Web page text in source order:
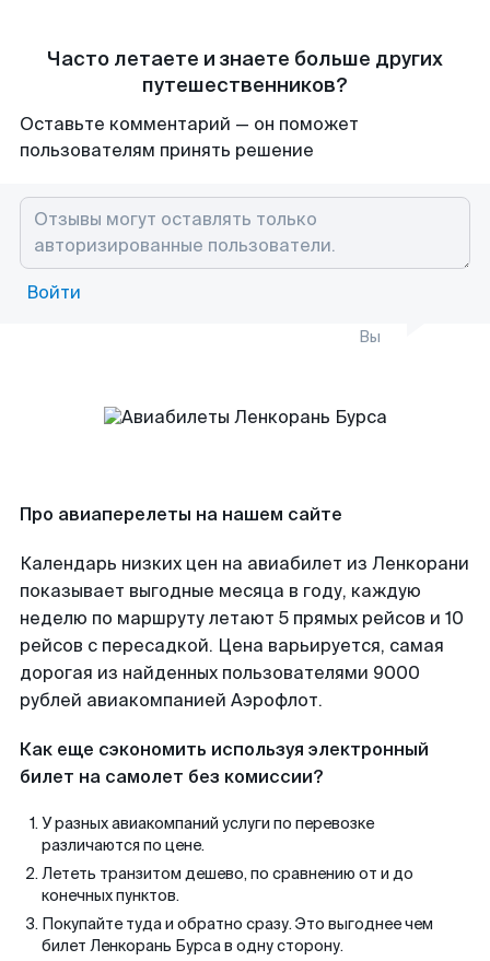
Часто летаете и знаете больше других
путешественников?
Оставьте комментарий — он поможет
пользователям принять решение
Войти
Вы
Про авиаперелеты на нашем сайте
Календарь низких цен на авиабилет из Ленкорани
показывает выгодные месяца в году, каждую
неделю по маршруту летают 5 прямых рейсов и 10
рейсов с пересадкой. Цена варьируется, самая
дорогая из найденных пользователями 9000
рублей авиакомпанией Аэрофлот.
Как еще сэкономить используя электронный
билет на самолет без комиссии?
У разных авиакомпаний услуги по перевозке
различаются по цене.
Лететь транзитом дешево, по сравнению от и до
конечных пунктов.
Покупайте туда и обратно сразу. Это выгоднее чем
билет Ленкорань Бурса в одну сторону.